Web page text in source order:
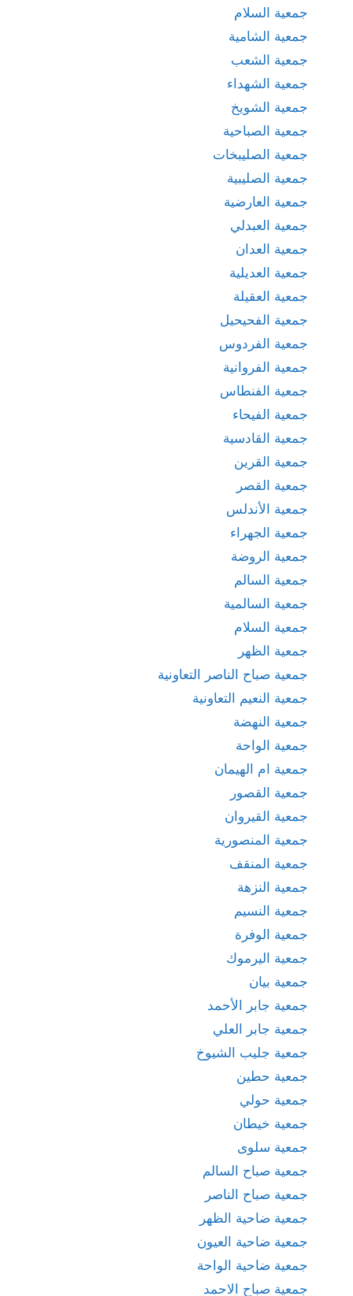
جمعية السلام
جمعية الشامية
جمعية الشعب
جمعية الشهداء
جمعية الشويخ
جمعية الصباحية
جمعية الصليبخات
جمعية الصليبية
جمعية العارضية
جمعية العبدلي
جمعية العدان
جمعية العديلية
جمعية العقيلة
جمعية الفحيحيل
جمعية الفردوس
جمعية الفروانية
جمعية الفنطاس
جمعية الفيحاء
جمعية القادسية
جمعية القرين
جمعية القصر
جمعية الأندلس
جمعية الجهراء
جمعية الروضة
جمعية السالم
جمعية السالمية
جمعية السلام
جمعية الظهر
جمعية صباح الناصر التعاونية
جمعية النعيم التعاونية
جمعية النهضة
جمعية الواحة
جمعية ام الهيمان
جمعية القصور
جمعية القيروان
جمعية المنصورية
جمعية المنقف
جمعية النزهة
جمعية النسيم
جمعية الوفرة
جمعية اليرموك
جمعية بيان
جمعية جابر الأحمد
جمعية جابر العلي
جمعية جليب الشيوخ
جمعية حطين
جمعية حولي
جمعية خيطان
جمعية سلوى
جمعية صباح السالم
جمعية صباح الناصر
جمعية ضاحية الظهر
جمعية ضاحية العيون
جمعية ضاحية الواحة
جمعية صباح الاحمد